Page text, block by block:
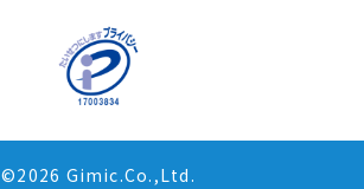
©2026 Gimic.Co.,Ltd.